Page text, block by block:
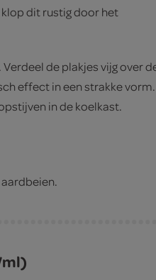
dit rustig door het
de plakjes vijg over
effect in een strakke vorm.
in de koelkast.